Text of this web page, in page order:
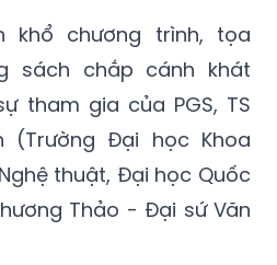
khổ chương trình, tọa
sách chắp cánh khát
tham gia của PGS, TS
(Trường Đại học Khoa
thuật, Đại học Quốc
Thảo - Đại sứ Văn